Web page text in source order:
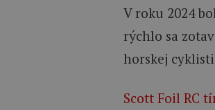
V roku 2024
rýchlo sa
horskej
Scott Foil RC